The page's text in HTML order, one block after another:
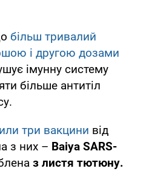
більш тривалий
і другою дозами
імунну систему
більше антитіл
три вакцини від
з них – Baiya SARS-
з листя тютюну.